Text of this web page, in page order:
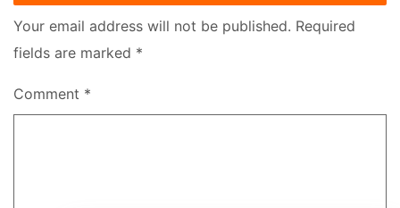
Your email address will not be published. Required
fields are marked *
Comment *